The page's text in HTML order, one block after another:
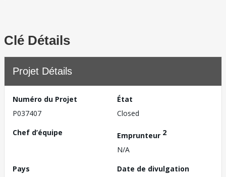
Clé Détails
Projet Détails
Numéro du Projet
P037407
État
Closed
Chef d’équipe
Emprunteur 2
N/A
Pays
Date de divulgation